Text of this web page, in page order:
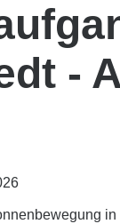
-
in